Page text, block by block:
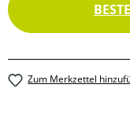
Zum Merkzettel